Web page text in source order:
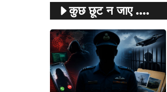
कुछ छूट न जाए ....